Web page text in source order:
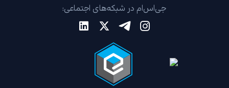
جی‌اس‌ام در شبکه‌های اجتماعی: